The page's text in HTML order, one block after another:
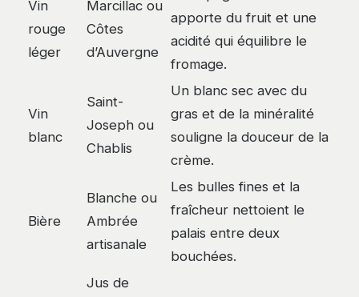
Vin
rouge
léger
Marcillac ou
Côtes
d’Auvergne
apporte du fruit et une
acidité qui équilibre le
fromage.
Vin
blanc
Saint-
Joseph ou
Chablis
Un blanc sec avec du
gras et de la minéralité
souligne la douceur de la
crème.
Bière
Blanche ou
Ambrée
artisanale
Les bulles fines et la
fraîcheur nettoient le
palais entre deux
bouchées.
Jus de